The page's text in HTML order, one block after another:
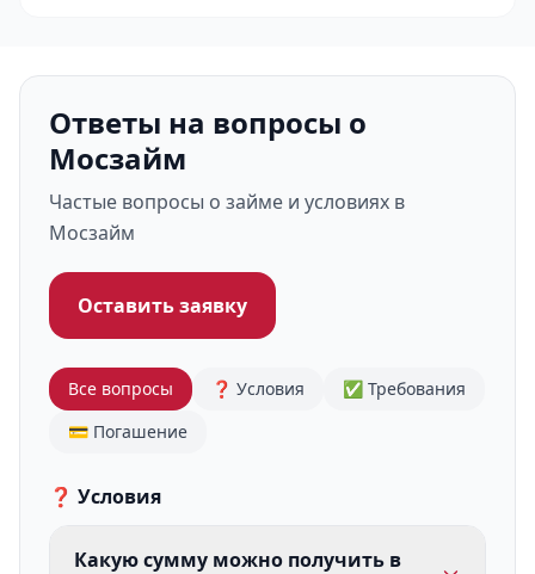
Ответы на вопросы о
Мосзайм
Частые вопросы о займе и условиях в
Мосзайм
Оставить заявку
Все вопросы ❓ Условия
✅ Требования
💳 Погашение
❓ Условия
Какую сумму можно получить в